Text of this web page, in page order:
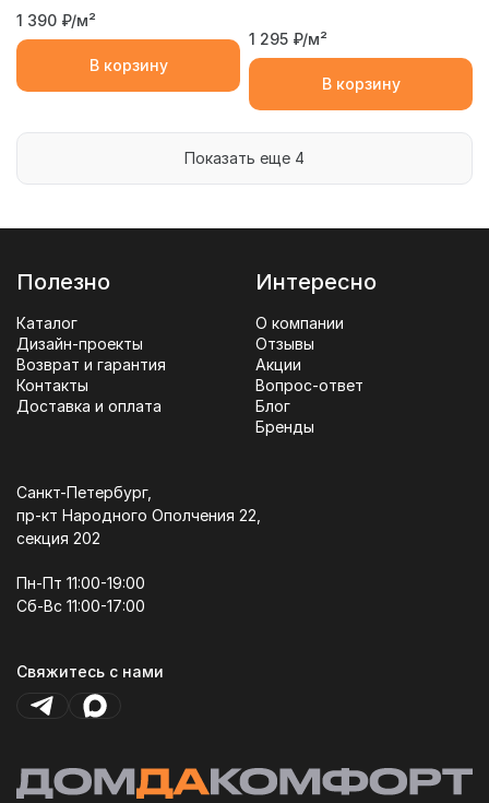
1 390 ₽/м²
В корзину
1 295 ₽/м²
В корзину
Показать еще 4
Полезно
Каталог
Дизайн-проекты
Возврат и гарантия
Контакты
Доставка и оплата
Интересно
О компании
Отзывы
Акции
Вопрос-ответ
Блог
Бренды
Санкт-Петербург,
пр-кт Народного Ополчения 22,
секция 202
Пн-Пт 11:00-19:00
Сб-Вс 11:00-17:00
Свяжитесь с нами